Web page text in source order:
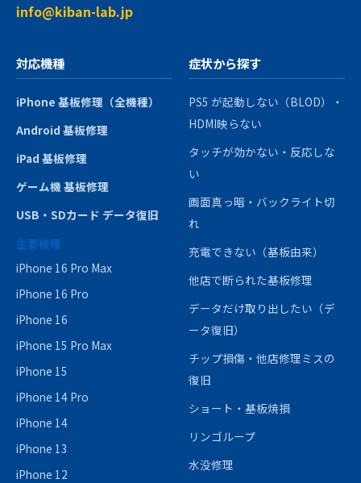
info@kiban-lab.jp
対応機種
iPhone 基板修理（全機種）
Android 基板修理
iPad 基板修理
ゲーム機 基板修理
USB・SDカード データ復旧
主要機種
iPhone 16 Pro Max
iPhone 16 Pro
iPhone 16
iPhone 15 Pro Max
iPhone 15
iPhone 14 Pro
iPhone 14
iPhone 13
iPhone 12
症状から探す
PS5 が起動しない（BLOD）・
HDMI映らない
タッチが効かない・反応しな
い
画面真っ暗・バックライト切
れ
充電できない（基板由来）
他店で断られた基板修理
データだけ取り出したい（デ
ータ復旧）
チップ損傷・他店修理ミスの
復旧
ショート・基板焼損
リンゴループ
水没修理